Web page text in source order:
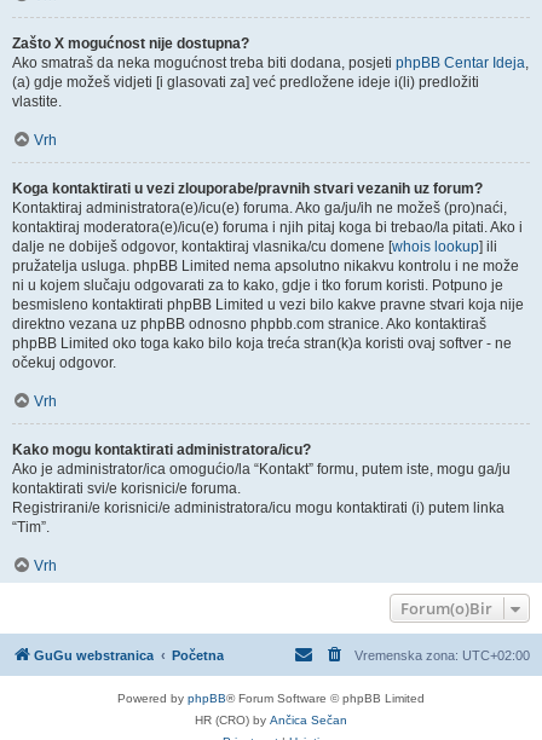
Zašto X mogućnost nije dostupna?
Ako smatraš da neka mogućnost treba biti dodana, posjeti phpBB Centar Ideja,
(a) gdje možeš vidjeti [i glasovati za] već predložene ideje i(li) predložiti
vlastite.
Vrh
Koga kontaktirati u vezi zlouporabe/pravnih stvari vezanih uz forum?
Kontaktiraj administratora(e)/icu(e) foruma. Ako ga/ju/ih ne možeš (pro)naći,
kontaktiraj moderatora(e)/icu(e) foruma i njih pitaj koga bi trebao/la pitati. Ako i
dalje ne dobiješ odgovor, kontaktiraj vlasnika/cu domene [whois lookup] ili
pružatelja usluga. phpBB Limited nema apsolutno nikakvu kontrolu i ne može
ni u kojem slučaju odgovarati za to kako, gdje i tko forum koristi. Potpuno je
besmisleno kontaktirati phpBB Limited u vezi bilo kakve pravne stvari koja nije
direktno vezana uz phpBB odnosno phpbb.com stranice. Ako kontaktiraš
phpBB Limited oko toga kako bilo koja treća stran(k)a koristi ovaj softver - ne
očekuj odgovor.
Vrh
Kako mogu kontaktirati administratora/icu?
Ako je administrator/ica omogućio/la “Kontakt” formu, putem iste, mogu ga/ju
kontaktirati svi/e korisnici/e foruma.
Registrirani/e korisnici/e administratora/icu mogu kontaktirati (i) putem linka
“Tim”.
Vrh
Forum(o)Bir
GuGu webstranica Početna Vremenska zona: UTC+02:00
Powered by phpBB® Forum Software © phpBB Limited
HR (CRO) by Ančica Sečan